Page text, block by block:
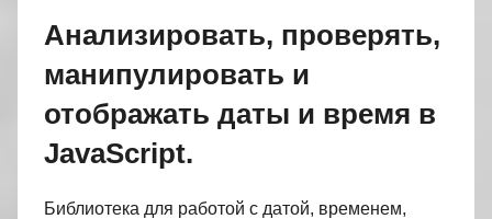
Анализировать, проверять,
манипулировать и
отображать даты и время в
JavaScript.
Библиотека для работой с датой, временем,